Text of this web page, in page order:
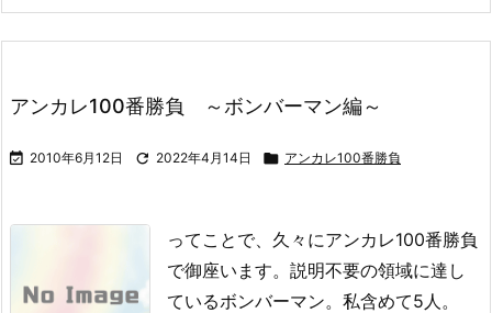
アンカレ100番勝負 ～ボンバーマン編～
 2010年6月12日  2022年4月14日  アンカレ100番勝負
ってことで、久々にアンカレ100番勝負
で御座います。 説明不要の領域に達し
ているボンバーマン。 私含めて5人。